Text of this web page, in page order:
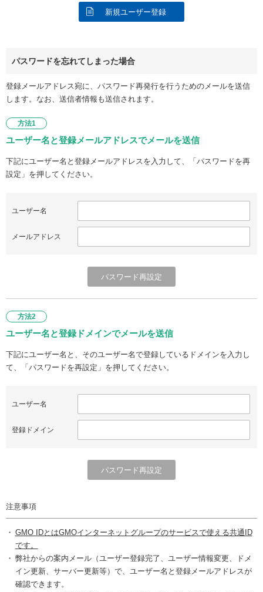
新規ユーザー登録
パスワードを忘れてしまった場合
登録メールアドレス宛に、パスワード再発行を行うためのメールを送信
します。なお、送信者情報も送信されます。
方法1
ユーザー名と登録メールアドレスでメールを送信
下記にユーザー名と登録メールアドレスを入力して、「パスワードを再
設定」を押してください。
ユーザー名
メールアドレス
方法2
ユーザー名と登録ドメインでメールを送信
下記にユーザー名と、そのユーザー名で登録しているドメインを入力し
て、「パスワードを再設定」を押してください。
ユーザー名
登録ドメイン
注意事項
GMO IDとはGMOインターネットグループのサービスで使える共通ID
です。
弊社からの案内メール（ユーザー登録完了、ユーザー情報変更、ドメ
イン更新、サーバー更新等）で、ユーザー名と登録メールアドレスが
確認できます。